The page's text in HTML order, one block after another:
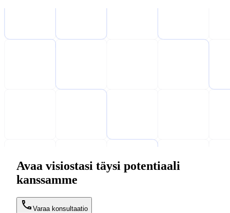
Avaa visiostasi täysi potentiaali
kanssamme
Varaa konsultaatio